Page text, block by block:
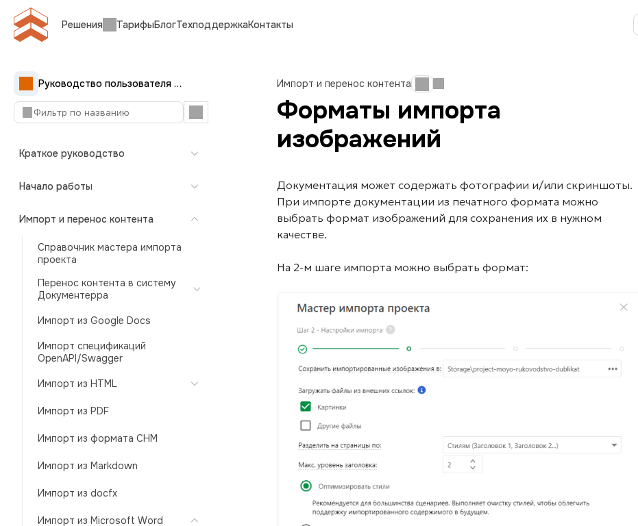
Решения ТарифыБлогТехподдержкаКонтакты
Руководство пользователя Документерры
Краткое руководство
Начало работы
Импорт и перенос контента
Справочник мастера импорта
проекта
Перенос контента в систему
Документерра
Импорт из Google Docs
Импорт спецификаций
OpenAPI/Swagger
Импорт из HTML
Импорт из PDF
Импорт из формата CHM
Импорт из Markdown
Импорт из docfx
Импорт из Microsoft Word
Импорт и перенос контента
Форматы импорта
изображений
Документация может содержать фотографии и/или скриншоты.
При импорте документации из печатного формата можно
выбрать формат изображений для сохранения их в нужном
качестве.
На 2-м шаге импорта можно выбрать формат: